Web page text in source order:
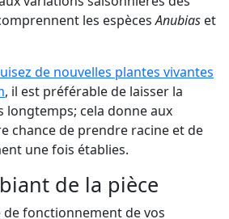
les espècesAnubias et
de nouvelles plantes vivantes
, il est préférable de laisser la
longtemps; cela donne aux
chance de prendre racine et de
une fois établies.
de la pièce
fonctionnement de vos